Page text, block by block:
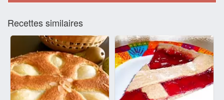
Recettes similaires